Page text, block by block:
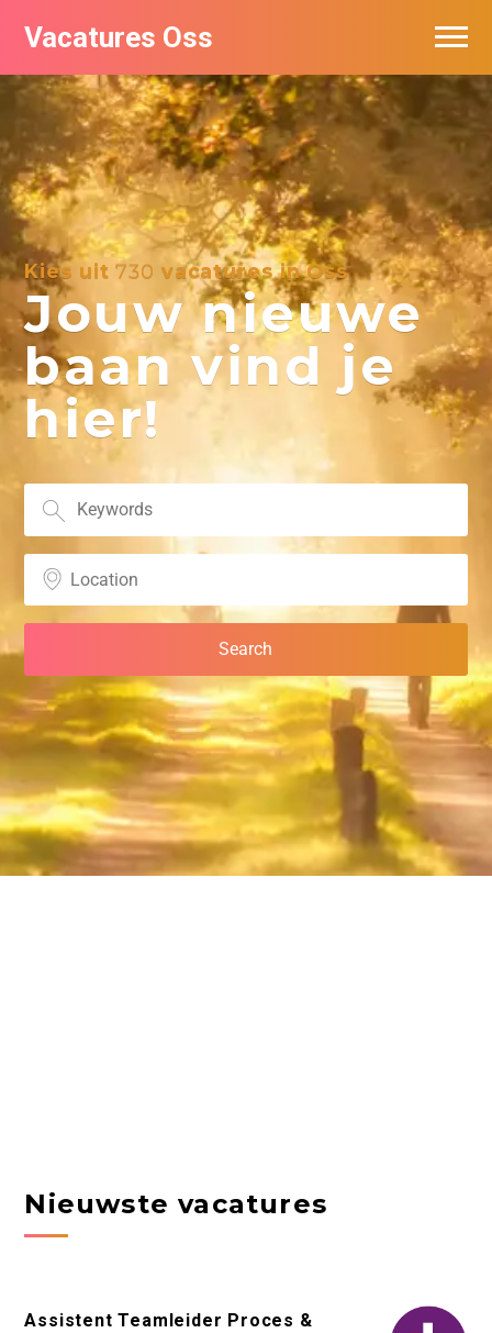
Vacatures Oss
Kies uit730 vacatures in Oss
Jouw nieuwe
baan vind je
hier!
Nieuwste vacatures
Assistent Teamleider Proces &